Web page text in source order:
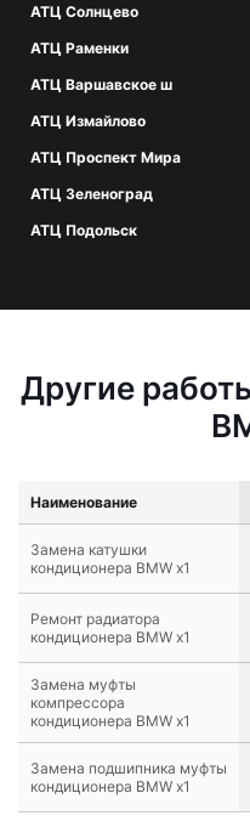
АТЦ Солнцево
АТЦ Раменки
АТЦ Варшавское ш
АТЦ Измайлово
АТЦ Проспект Мира
АТЦ Зеленоград
АТЦ Подольск
Другие
Наименование
Замена катушки
кондиционера BMW x1
Ремонт радиатора
кондиционера BMW x1
Замена муфты
компрессора
кондиционера BMW x1
Замена подшипника муфты
кондиционера BMW x1